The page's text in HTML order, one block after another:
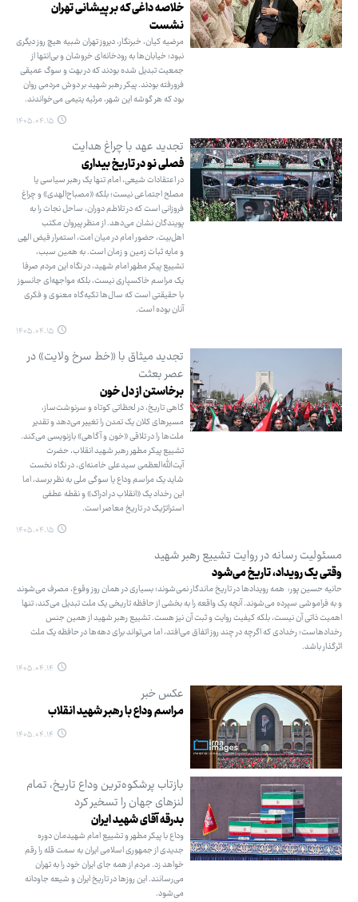
خلاصه داغی که بر پیشانی تهران
نشست
مرضیه کیان، خبرنگار، دیروز تهران شبیه هیچ روز دیگری
نبود؛ خیابان‌ها به رودخانه‌ای خروشان و بی‌انتها از
جمعیت تبدیل شده بودند که در بهت و سوگ عمیقی
فرورفته بودند. پیکر رهبر شهید بر دوش مردمی روان
بود که هر گوشه این شهر، مرثیه یتیمی می‌خواندند.
۱۴۰۵.۰۴.۱۵
تجدید عهد با چراغ هدایت
فصلی نو در تاریخ بیداری
در اعتقادات شیعی، امام تنها یک رهبر سیاسی یا
مصلح اجتماعی نیست؛ بلکه «مصباح‌الهدی» و چراغ
فروزانی است که در تلاطم دوران، ساحل نجات را به
پویندگان نشان می‌دهد. از منظر پیروان مکتب
اهل‌بیت، حضور امام در میان امت، استمرار فیض الهی
و مایه ثبات زمین و زمان است. به همین سبب،
تشییع پیکر مطهر امام شهید، در نگاه این مردم صرفا
یک مراسم خاکسپاری نیست، بلکه مواجهه‌ای جانسوز
با حقیقتی است که سال‌ها تکیه‌گاه معنوی و فکری
آنان بوده است.
۱۴۰۵.۰۴.۱۵
تجدید میثاق با «خط سرخ ولایت» در
عصر بعثت
برخاستن از دل خون
گاهی تاریخ، در لحظاتی کوتاه و سرنوشت‌ساز،
مسیرهای کلان یک تمدن را تغییر می‌دهد و تقدیر
ملت‌ها را در تلاقی «خون و آگاهی» بازنویسی می‌کند.
تشییع پیکر مطهر رهبر شهید انقلاب، حضرت
آیت‌الله‌العظمی سیدعلی خامنه‌ای، در نگاه نخست
شاید یک مراسم وداع یا سوگی ملی به نظر برسد، اما
این رخداد یک «انقلاب در ادراک» و نقطه‌ عطفی
استراتژیک در تاریخ معاصر است.
۱۴۰۵.۰۴.۱۵
مسئولیت رسانه در روایت تشییع رهبر شهید
وقتی یک رویداد، تاریخ می‌شود
حانیه حسین پور: همه رویدادها در تاریخ ماندگار نمی‌شوند؛ بسیاری در همان روز وقوع، مصرف می‌شوند
و به فراموشی سپرده می‌شوند. آنچه یک واقعه را به بخشی از حافظه تاریخی یک ملت تبدیل می‌کند، تنها
اهمیت ذاتی آن نیست، بلکه کیفیت روایت و ثبت آن نیز هست. تشییع رهبر شهید از همین جنس
رخدادهاست؛ رخدادی که اگرچه در چند روز اتفاق می‌افتد، اما می‌تواند برای دهه‌ها در حافظه یک ملت
اثرگذار باشد.
۱۴۰۵.۰۴.۱۴
عکس خبر
مراسم وداع با رهبر شهید انقلاب
۱۴۰۵.۰۴.۱۴
بازتاب پرشکوه‌ترین وداع تاریخ، تمام
لنزهای جهان را تسخیر کرد
بدرقه آقای شهید ایران
وداع با پیکر مطهر و تشییع امام شهیدمان دوره
جدیدی از جمهوری اسلامی ایران به سمت قله را رقم
خواهد زد. مردم از همه جای ایران خود را به تهران
می‌رسانند. این روزها در تاریخ ایران و شیعه جاودانه
می‌شود.